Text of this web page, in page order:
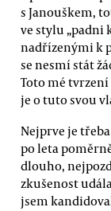
s Janouškem,
ve stylu „padni
nadřízenými k
se nesmí stát
Toto mé
je o tuto svou
Nejprve je
po leta
dlouho,
zkušenost
jsem